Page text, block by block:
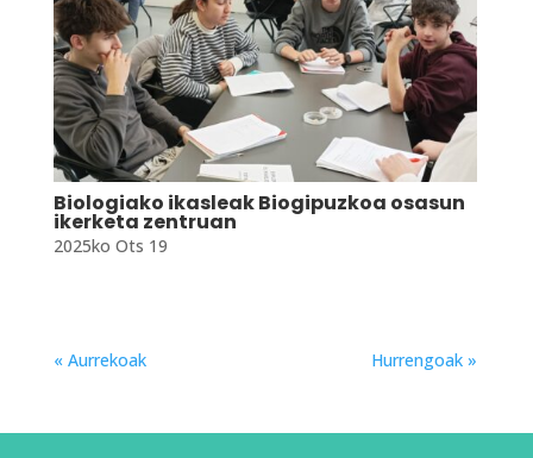
Biologiako ikasleak Biogipuzkoa osasun
ikerketa zentruan
2025ko Ots 19
« Aurrekoak Hurrengoak »